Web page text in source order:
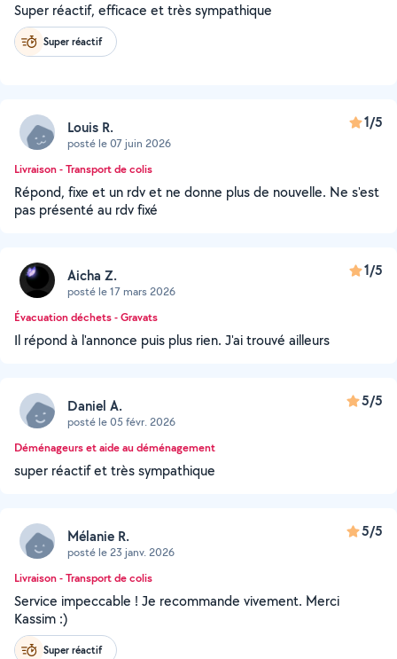
Super réactif, efficace et très sympathique
Super réactif
Louis R.
posté le 07 juin 2026
1/5
Livraison - Transport de colis
Répond, fixe et un rdv et ne donne plus de nouvelle. Ne s'est
pas présenté au rdv fixé
Aicha Z.
posté le 17 mars 2026
1/5
Évacuation déchets - Gravats
Il répond à l'annonce puis plus rien. J'ai trouvé ailleurs
Daniel A.
posté le 05 févr. 2026
5/5
Déménageurs et aide au déménagement
super réactif et très sympathique
Mélanie R.
posté le 23 janv. 2026
5/5
Livraison - Transport de colis
Service impeccable ! Je recommande vivement. Merci
Kassim :)
Super réactif